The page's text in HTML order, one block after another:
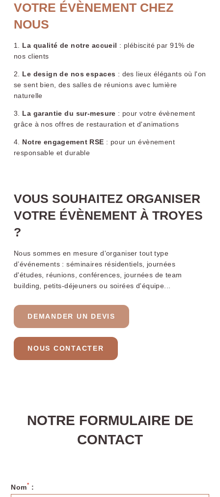
VOTRE ÉVÈNEMENT CHEZ
NOUS
1. La qualité de notre accueil : plébiscité par 91% de
nos clients
2. Le design de nos espaces : des lieux élégants où l'on
se sent bien, des salles de réunions avec lumière
naturelle
3. La garantie du sur-mesure : pour votre évènement
grâce à nos offres de restauration et d'animations
4. Notre engagement RSE : pour un évènement
responsable et durable
VOUS SOUHAITEZ ORGANISER
VOTRE ÉVÈNEMENT À TROYES
?
Nous sommes en mesure d'organiser tout type
d’événements : séminaires résidentiels, journées
d'études, réunions, conférences, journées de team
building, petits-déjeuners ou soirées d'équipe...
DEMANDER UN DEVIS
NOUS CONTACTER
NOTRE FORMULAIRE DE
CONTACT
Nom* :
OKKO Hotels
Grenoble Jardin
OKKO Hotels Lyon
Pont Lafayette
OKKO Hotels Cannes
Centre
OKKO Hotels
Bayonne Centre
Strasbourg Centre